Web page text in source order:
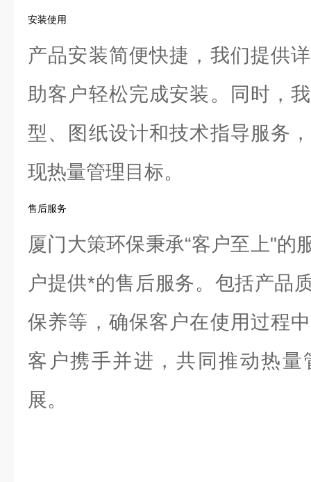
安装使用
产品安装简便快捷，我们提供
助客户轻松完成安装。同时，
型、图纸设计和技术指导服务
现热量管理目标。
售后服务
厦门大策环保秉承“客户至上"的
户提供*的售后服务。包括产品
保养等，确保客户在使用过程
客户携手并进，共同推动热
展。